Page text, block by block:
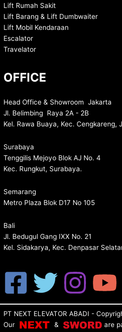
Lift Rumah Sakit
Lift Barang & Lift Dumbwaiter
Lift Mobil Kendaraan
Escalator
Travelator
OFFICE
Head Office & Showroom Jakarta
Jl. Belimbing Raya 2A - 2B
Kel. Rawa Buaya, Kec. Cengkareng,
Surabaya
Tenggilis Mejoyo Blok AJ No. 4
Kec. Rungkut, Surabaya.
Semarang
Metro Plaza Blok D17 No 105
Bali
Jl. Bedugul Gang IXX No. 21
Kel. Sidakarya, Kec. Denpasar
PT NEXT ELEVATOR ABADI -
Our
& are p